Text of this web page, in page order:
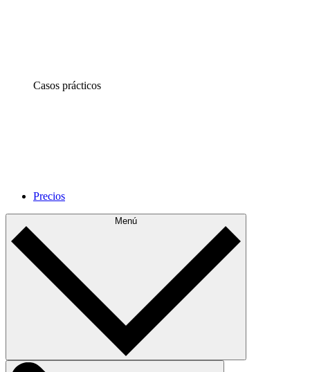
Casos prácticos
Precios
Menú